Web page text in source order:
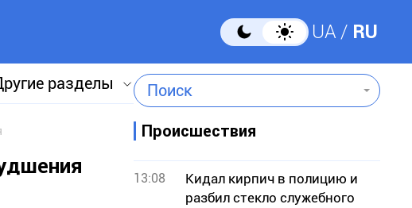
UA RU
разделы Поиск
Происшествия
13:08
Кидал кирпич в полицию и
разбил стекло служебного